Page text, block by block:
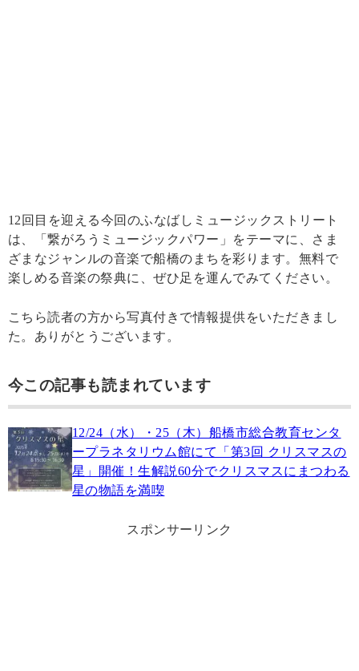
12回目を迎える今回のふなばしミュージックストリート
は、「繋がろうミュージックパワー」をテーマに、さま
ざまなジャンルの音楽で船橋のまちを彩ります。無料で
楽しめる音楽の祭典に、ぜひ足を運んでみてください。
こちら読者の方から写真付きで情報提供をいただきまし
た。ありがとうございます。
今この記事も読まれています
12/24（水）・25（木）船橋市総合教育センタ
ープラネタリウム館にて「第3回 クリスマスの
星」開催！生解説60分でクリスマスにまつわる
星の物語を満喫
スポンサーリンク